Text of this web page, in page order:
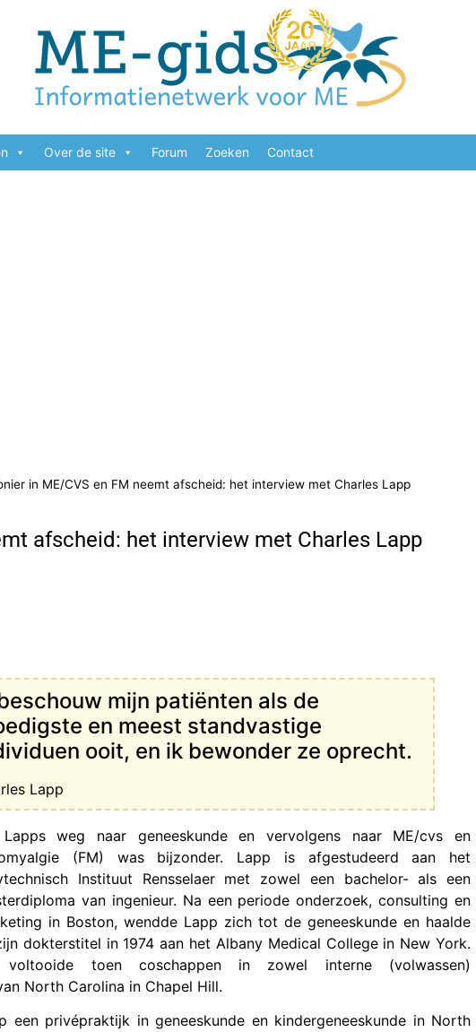
Over de site Forum Zoeken Contact
in ME/CVS en FM neemt afscheid: het interview met Charles Lapp
afscheid: het interview met Charles Lapp
mijn patiënten als de
en meest standvastige
ooit, en ik bewonder ze oprecht.
Lapp
weg naar geneeskunde en vervolgens naar ME/cvs en
(FM) was bijzonder. Lapp is afgestudeerd aan het
Instituut Rensselaer met zowel een bachelor- als een
van ingenieur. Na een periode onderzoek, consulting en
in Boston, wendde Lapp zich tot de geneeskunde en haalde
dokterstitel in 1974 aan het Albany Medical College in New York.
toen coschappen in zowel interne (volwassen)
North Carolina in Chapel Hill.
privépraktijk in geneeskunde en kindergeneeskunde in North